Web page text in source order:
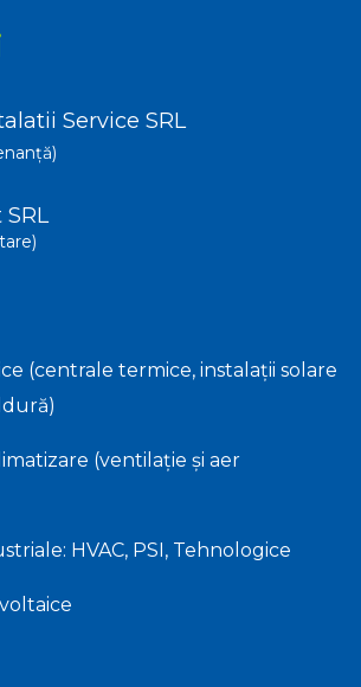
Service SRL
(centrale termice, instalații solare
(ventilație și aer
HVAC, PSI, Tehnologice